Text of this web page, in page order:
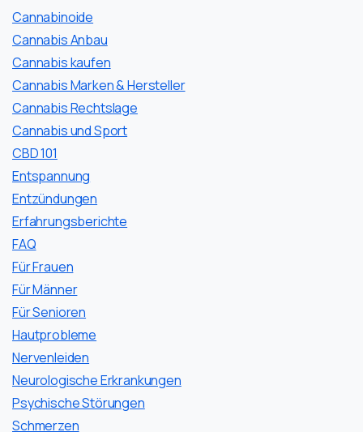
Cannabinoide
Cannabis Anbau
Cannabis kaufen
Cannabis Marken & Hersteller
Cannabis Rechtslage
Cannabis und Sport
CBD 101
Entspannung
Entzündungen
Erfahrungsberichte
FAQ
Für Frauen
Für Männer
Für Senioren
Hautprobleme
Nervenleiden
Neurologische Erkrankungen
Psychische Störungen
Schmerzen